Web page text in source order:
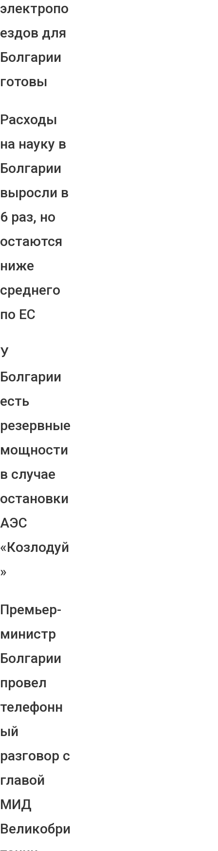
электропо
ездов для
Болгарии
готовы
Расходы
на науку в
Болгарии
выросли в
6 раз, но
остаются
ниже
среднего
по ЕС
У
Болгарии
есть
резервные
мощности
в случае
остановки
АЭС
«Козлодуй
»
Премьер-
министр
Болгарии
провел
телефонн
ый
разговор с
главой
МИД
Великобри